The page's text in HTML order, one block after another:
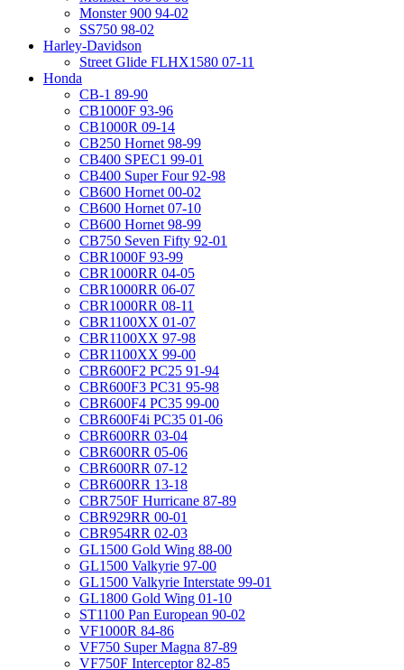
Monster 900 94-02
SS750 98-02
Harley-Davidson
Street Glide FLHX1580 07-11
Honda
CB-1 89-90
CB1000F 93-96
CB1000R 09-14
CB250 Hornet 98-99
CB400 SPEC1 99-01
CB400 Super Four 92-98
CB600 Hornet 00-02
CB600 Hornet 07-10
CB600 Hornet 98-99
CB750 Seven Fifty 92-01
CBR1000F 93-99
CBR1000RR 04-05
CBR1000RR 06-07
CBR1000RR 08-11
CBR1100XX 01-07
CBR1100XX 97-98
CBR1100XX 99-00
CBR600F2 PC25 91-94
CBR600F3 PC31 95-98
CBR600F4 PC35 99-00
CBR600F4i PC35 01-06
CBR600RR 03-04
CBR600RR 05-06
CBR600RR 07-12
CBR600RR 13-18
CBR750F Hurricane 87-89
CBR929RR 00-01
CBR954RR 02-03
GL1500 Gold Wing 88-00
GL1500 Valkyrie 97-00
GL1500 Valkyrie Interstate 99-01
GL1800 Gold Wing 01-10
ST1100 Pan European 90-02
VF1000R 84-86
VF750 Super Magna 87-89
VF750F Interceptor 82-85